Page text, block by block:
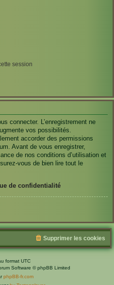
session
connecter. L’enregistrement ne
vos possibilités.
accorder des permissions
Avant de vous enregistrer,
de nos conditions d’utilisation et
vous de bien lire tout le
de confidentialité
Supprimer les cookies
format UTC
Software © phpBB Limited
phpBB-fr.com